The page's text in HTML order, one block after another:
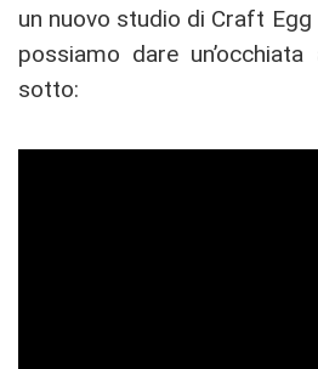
un nuovo studio di Craft Egg
possiamo dare
sotto: